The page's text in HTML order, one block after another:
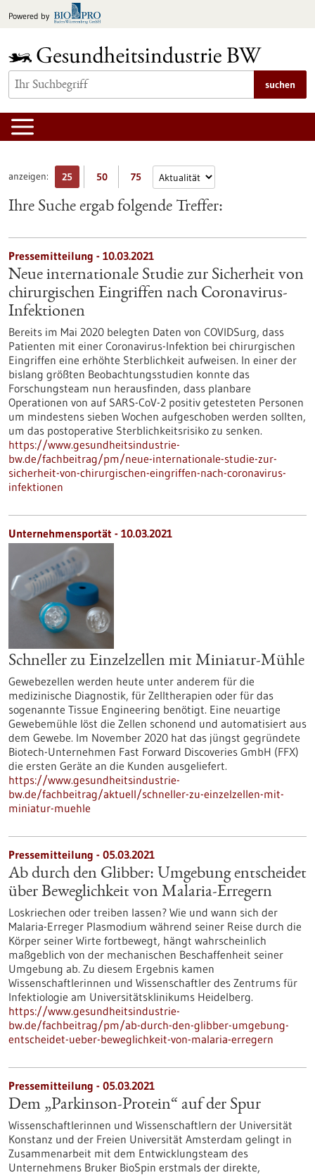
Inhalt
Powered by
suchen
anzeigen: 25 50 75
Ihre Suche ergab folgende Treffer:
Pressemitteilung - 10.03.2021
Neue internationale Studie zur Sicherheit von
chirurgischen Eingriffen nach Coronavirus-
Infektionen
Bereits im Mai 2020 belegten Daten von COVIDSurg, dass
Patienten mit einer Coronavirus-Infektion bei chirurgischen
Eingriffen eine erhöhte Sterblichkeit aufweisen. In einer der
bislang größten Beobachtungsstudien konnte das
Forschungsteam nun herausfinden, dass planbare
Operationen von auf SARS-CoV-2 positiv getesteten Personen
um mindestens sieben Wochen aufgeschoben werden sollten,
um das postoperative Sterblichkeitsrisiko zu senken.
https://www.gesundheitsindustrie-
bw.de/fachbeitrag/pm/neue-internationale-studie-zur-
sicherheit-von-chirurgischen-eingriffen-nach-coronavirus-
infektionen
Unternehmensportät - 10.03.2021
Schneller zu Einzelzellen mit Miniatur-Mühle
Gewebezellen werden heute unter anderem für die
medizinische Diagnostik, für Zelltherapien oder für das
sogenannte Tissue Engineering benötigt. Eine neuartige
Gewebemühle löst die Zellen schonend und automatisiert aus
dem Gewebe. Im November 2020 hat das jüngst gegründete
Biotech-Unternehmen Fast Forward Discoveries GmbH (FFX)
die ersten Geräte an die Kunden ausgeliefert.
https://www.gesundheitsindustrie-
bw.de/fachbeitrag/aktuell/schneller-zu-einzelzellen-mit-
miniatur-muehle
Pressemitteilung - 05.03.2021
Ab durch den Glibber: Umgebung entscheidet
über Beweglichkeit von Malaria-Erregern
Loskriechen oder treiben lassen? Wie und wann sich der
Malaria-Erreger Plasmodium während seiner Reise durch die
Körper seiner Wirte fortbewegt, hängt wahrscheinlich
maßgeblich von der mechanischen Beschaffenheit seiner
Umgebung ab. Zu diesem Ergebnis kamen
Wissenschaftlerinnen und Wissenschaftler des Zentrums für
Infektiologie am Universitätsklinikums Heidelberg.
https://www.gesundheitsindustrie-
bw.de/fachbeitrag/pm/ab-durch-den-glibber-umgebung-
entscheidet-ueber-beweglichkeit-von-malaria-erregern
Pressemitteilung - 05.03.2021
Dem „Parkinson-Protein“ auf der Spur
Wissenschaftlerinnen und Wissenschaftlern der Universität
Konstanz und der Freien Universität Amsterdam gelingt in
Zusammenarbeit mit dem Entwicklungsteam des
Unternehmens Bruker BioSpin erstmals der direkte,